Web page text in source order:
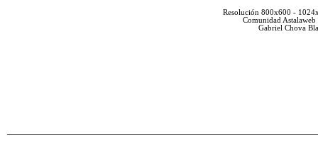
Resolución 800x600 -
Comunidad
Gabriel Chova